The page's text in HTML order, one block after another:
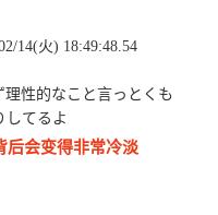
14(火) 18:49:48.54
性的なこと言っとくも
してるよ
后会变得非常冷淡